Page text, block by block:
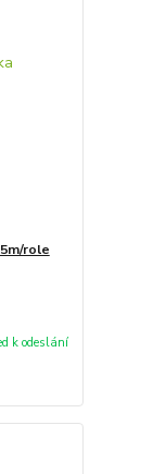
role
k odeslání